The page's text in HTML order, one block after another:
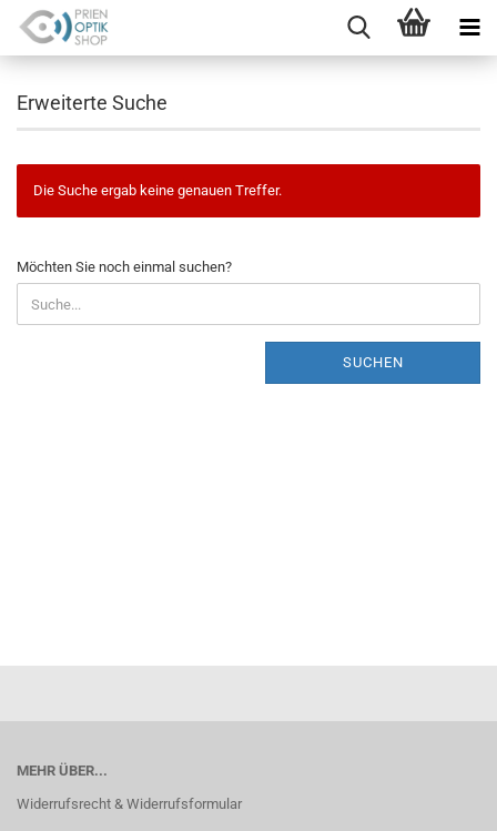
Erweiterte Suche
Die Suche ergab keine genauen Treffer.
MÖCHTEN
SIE
NOCH
EINMAL
Möchten Sie noch einmal suchen?
SUCHEN
MEHR ÜBER...
Widerrufsrecht & Widerrufsformular